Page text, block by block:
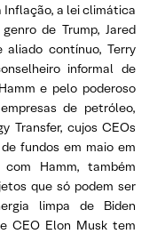
Inflação, a lei climática
de Trump, Jared
aliado contínuo, Terry
informal de
e pelo poderoso
de petróleo,
Transfer, cujos CEOs
fundos em maio em
Hamm, também
que só podem ser
limpa de Biden
CEO Elon Musk tem